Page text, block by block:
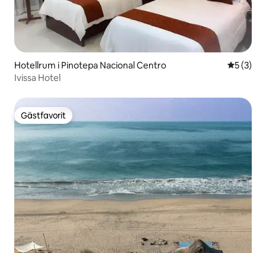
Hotellrum i Pinotepa Nacional Centro 5 av 5 i
5 (3)
Ivissa Hotel
Gästfavorit
Gästfavorit